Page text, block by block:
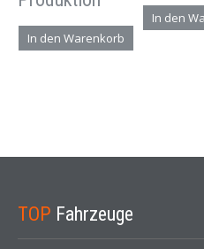
In den Warenkorb
In den
TOP Fahrzeuge